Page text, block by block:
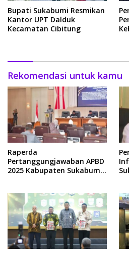
Bupati Sukabumi Resmikan
Kantor UPT Dalduk
Kecamatan Cibitung
Rekomendasi untuk kamu
Raperda
Pertanggungjawaban APBD
2025 Kabupaten Sukabumi